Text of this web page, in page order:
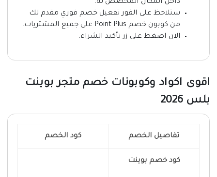
داخل المكان المخصص له.
ستلاحظ على الفور تفعيل خصم فوري مقدم لك
من كوبون خصم Point Plus على جميع المشتريات.
الان اضغط على زر تأكيد الشراء.
اقوى اكواد وكوبونات خصم متجر بوينت
بلس 2026
تفاصيل الخصم كود الخصم
كود خصم بوينت